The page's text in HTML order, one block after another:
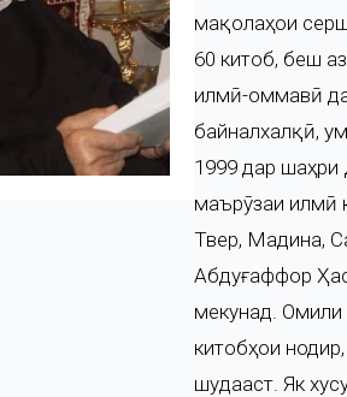
мақолаҳои
60 китоб, беш
илмӣ-оммавӣ
байналхалқӣ,
1999 дар шаҳри
маърӯзаи илмӣ
Твер, Мадина,
Абдуғаффор
мекунад. Омили
китобҳои
шудааст. Як